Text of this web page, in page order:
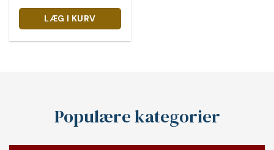
LÆG I KURV
Populære kategorier